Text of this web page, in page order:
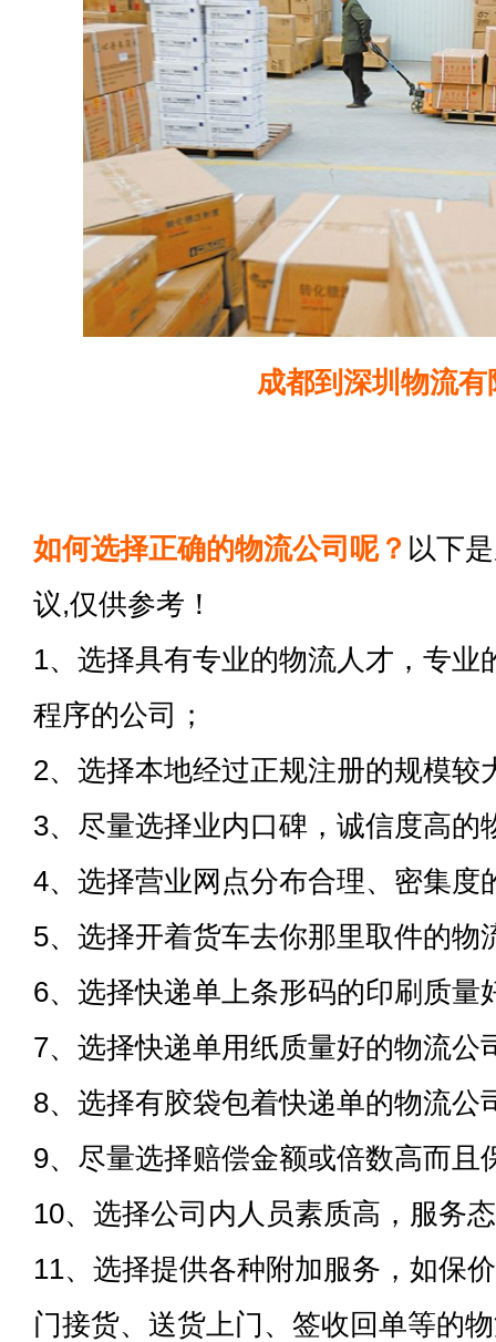
成都到深圳物流有
如何选择正确的物流公司呢？ 以下
议,仅供参考！
1、选择具有专业的物流人才，专业
程序的公司；
2、选择本地经过正规注册的规模较
3、尽量选择业内口碑，诚信度高的
4、选择营业网点分布合理、密集度
5、选择开着货车去你那里取件的物
6、选择快递单上条形码的印刷质量
7、选择快递单用纸质量好的物流公
8、选择有胶袋包着快递单的物流公
9、尽量选择赔偿金额或倍数高而且
10、选择公司内人员素质高，服务
11、选择提供各种附加服务，如保
门接货、送货上门、签收回单等的